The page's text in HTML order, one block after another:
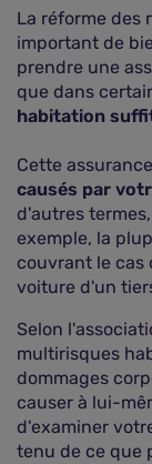
La réforme des
important de
prendre une
que dans
habitation
Cette
causés par
d'autres
exemple, la
couvrant le cas
voiture d'un
Selon
multirisques
dommages
causer à lui-
d'examiner
tenu de ce que